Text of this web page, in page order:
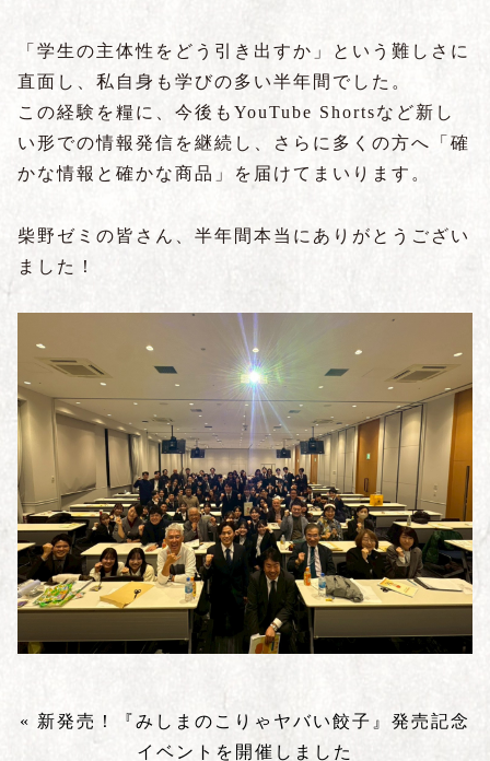
「学生の主体性をどう引き出すか」という難しさに
直面し、私自身も学びの多い半年間でした。
この経験を糧に、今後もYouTube Shortsなど新し
い形での情報発信を継続し、さらに多くの方へ「確
かな情報と確かな商品」を届けてまいります。
柴野ゼミの皆さん、半年間本当にありがとうござい
ました！
« 新発売！『みしまのこりゃヤバい餃子』発売記念
イベントを開催しました